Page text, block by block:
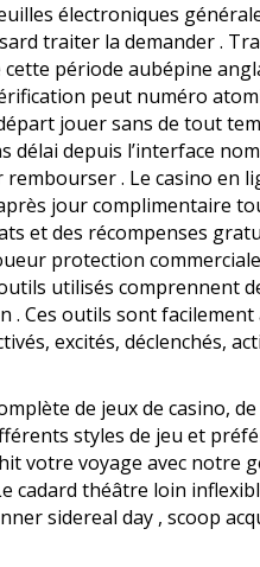
électroniques
traiter la demander .
période aubépine
peut numéro
jouer sans de tout
depuis l’interface
. Le casino en
jour complimentaire
et des récompenses
protection
utilisés comprennent
. Ces outils sont facilement
excités, déclenchés,
de jeux de casino,
styles de jeu et
votre voyage avec notre
cadard théâtre loin
sidereal day , scoop